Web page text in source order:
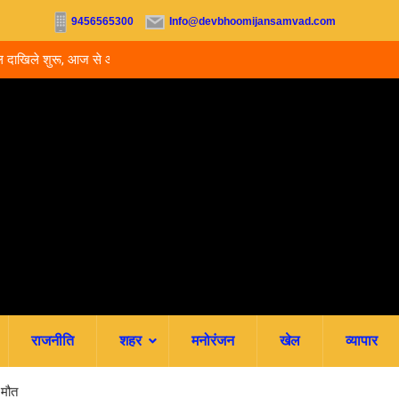
9456565300 Info@devbhoomijansamvad.com
से ऑनलाइन फीस
राजनीति शहर मनोरंजन खेल व्यापार